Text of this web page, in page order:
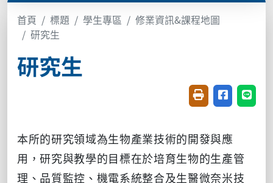
首頁 標題 學生專區
修業資訊&課程地圖
研究生
研究生
友善列印(開新視
分享至臉書
分享
本所的研究領域為生物產業技術的開發與應
用，研究與教學的目標在於培育生物的生產管
理、品質監控、機電系統整合及生醫微奈米技